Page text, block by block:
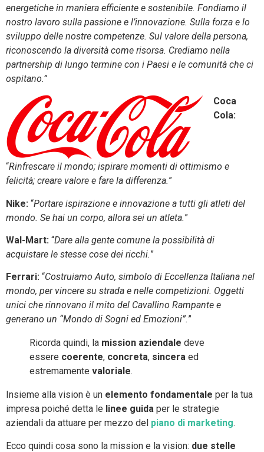
energetiche in maniera efficiente e sostenibile. Fondiamo il
nostro lavoro sulla passione e l’innovazione. Sulla forza e lo
sviluppo delle nostre competenze. Sul valore della persona,
riconoscendo la diversità come risorsa. Crediamo nella
partnership di lungo termine con i Paesi e le comunità che ci
ospitano.”
Coca
Cola:
“Rinfrescare il mondo; ispirare momenti di ottimismo e
felicità; creare valore e fare la differenza.”
Nike: “Portare ispirazione e innovazione a tutti gli atleti del
mondo. Se hai un corpo, allora sei un atleta.”
Wal-Mart: “Dare alla gente comune la possibilità di
acquistare le stesse cose dei ricchi.”
Ferrari: “Costruiamo Auto, simbolo di Eccellenza Italiana nel
mondo, per vincere su strada e nelle competizioni. Oggetti
unici che rinnovano il mito del Cavallino Rampante e
generano un “Mondo di Sogni ed Emozioni”.”
Ricorda quindi, la mission aziendale deve
essere coerente, concreta, sincera ed
estremamente valoriale.
Insieme alla vision è un elemento fondamentale per la tua
impresa poiché detta le linee guida per le strategie
aziendali da attuare per mezzo del piano di marketing.
Ecco quindi cosa sono la mission e la vision: due stelle